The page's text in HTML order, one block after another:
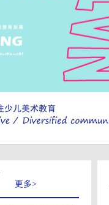
更多>